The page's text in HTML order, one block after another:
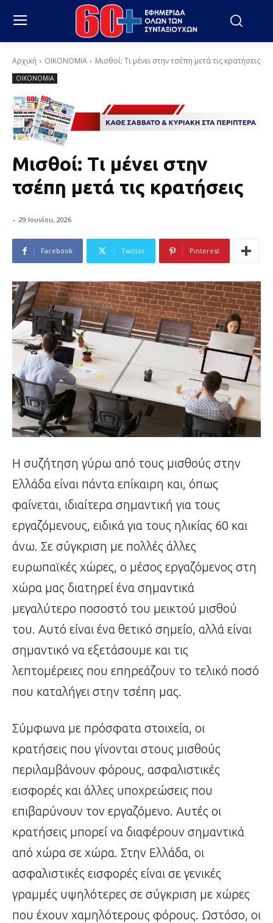
Αρχική ΟΙΚΟΝΟΜΙΑ Μισθοί: Τι μένει στην τσέπη μετά τις κρατήσεις
ΟΙΚΟΝΟΜΙΑ
Μισθοί: Τι μένει στην
τσέπη μετά τις κρατήσεις
- 29 Ιουνίου, 2026
Facebook Twitter Pinterest
Η συζήτηση γύρω από τους μισθούς στην
Ελλάδα είναι πάντα επίκαιρη και, όπως
φαίνεται, ιδιαίτερα σημαντική για τους
εργαζόμενους, ειδικά για τους ηλικίας 60 και
άνω. Σε σύγκριση με πολλές άλλες
ευρωπαϊκές χώρες, ο μέσος εργαζόμενος στη
χώρα μας διατηρεί ένα σημαντικά
μεγαλύτερο ποσοστό του μεικτού μισθού
του. Αυτό είναι ένα θετικό σημείο, αλλά είναι
σημαντικό να εξετάσουμε και τις
λεπτομέρειες που επηρεάζουν το τελικό ποσό
που καταλήγει στην τσέπη μας.
Σύμφωνα με πρόσφατα στοιχεία, οι
κρατήσεις που γίνονται στους μισθούς
περιλαμβάνουν φόρους, ασφαλιστικές
εισφορές και άλλες υποχρεώσεις που
επιβαρύνουν τον εργαζόμενο. Αυτές οι
κρατήσεις μπορεί να διαφέρουν σημαντικά
από χώρα σε χώρα. Στην Ελλάδα, οι
ασφαλιστικές εισφορές είναι σε γενικές
γραμμές υψηλότερες σε σύγκριση με χώρες
που έχουν χαμηλότερους φόρους. Ωστόσο, οι